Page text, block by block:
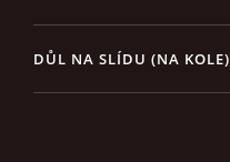
DŮL NA SLÍDU (NA KOLE)